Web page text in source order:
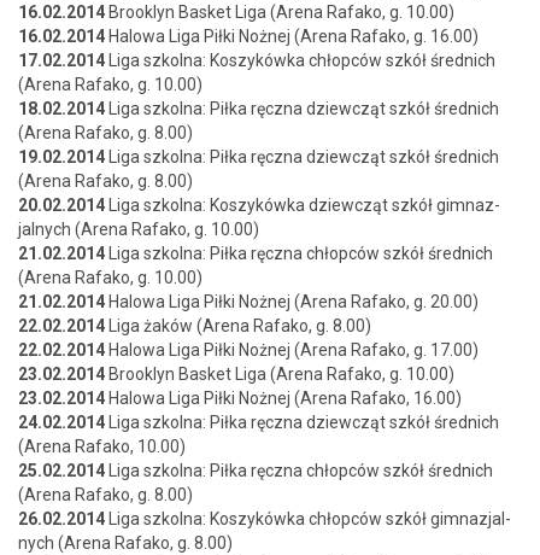
16.02.2014 Brook­lyn Bas­ket Liga (Are­na Rafako, g. 10.00)
16.02.2014 Halowa Liga Pił­ki Nożnej (Are­na Rafako, g. 16.00)
17.02.2014 Liga szkol­na: Koszykówka chłopców szkół śred­nich
(Are­na Rafako, g. 10.00)
18.02.2014 Liga szkol­na: Pił­ka ręcz­na dziew­cząt szkół śred­nich
(Are­na Rafako, g. 8.00)
19.02.2014 Liga szkol­na: Pił­ka ręcz­na dziew­cząt szkół śred­nich
(Are­na Rafako, g. 8.00)
20.02.2014 Liga szkol­na: Koszykówka dziew­cząt szkół gim­naz­
jal­nych (Are­na Rafako, g. 10.00)
21.02.2014 Liga szkol­na: Pił­ka ręcz­na chłopców szkół śred­nich
(Are­na Rafako, g. 10.00)
21.02.2014 Halowa Liga Pił­ki Nożnej (Are­na Rafako, g. 20.00)
22.02.2014 Liga żaków (Are­na Rafako, g. 8.00)
22.02.2014 Halowa Liga Pił­ki Nożnej (Are­na Rafako, g. 17.00)
23.02.2014 Brook­lyn Bas­ket Liga (Are­na Rafako, g. 10.00)
23.02.2014 Halowa Liga Pił­ki Nożnej (Are­na Rafako, 16.00)
24.02.2014 Liga szkol­na: Pił­ka ręcz­na dziew­cząt szkół śred­nich
(Are­na Rafako, 10.00)
25.02.2014 Liga szkol­na: Pił­ka ręcz­na chłopców szkół śred­nich
(Are­na Rafako, g. 8.00)
26.02.2014 Liga szkol­na: Koszykówka chłopców szkół gim­naz­jal­
nych (Are­na Rafako, g. 8.00)